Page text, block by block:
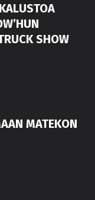
SHOW
MATEKON